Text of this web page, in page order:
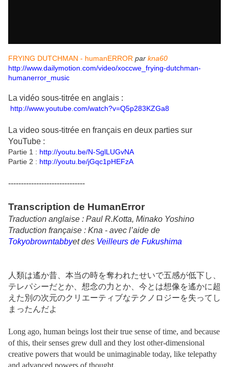
FRYING DUTCHMAN - humanERROR par kna60
http://www.dailymotion.com/video/xoccwe_frying-dutchman-
humanerror_music
La vidéo sous-titrée en anglais :
http://www.youtube.com/watch?v=Q5p283KZGa8
La video sous-titrée en français en deux parties sur
YouTube :
Partie 1 : http://youtu.be/N-SglLUGvNA
Partie 2 : http://youtu.be/jGqc1pHEFzA
------------------------------
Transcription de HumanError
Traduction anglaise : Paul R.Kotta, Minako Yoshino
Traduction française : Kna - avec l’aide de
Tokyobrowntabbyet des Veilleurs de Fukushima
人類は遙か昔、本当の時を奪われたせいで五感が低下し、
テレパシーだとか、想念の力とか、今とは想像を遙かに超
えた別の次元のクリエーティブなテクノロジーを失ってし
まったんだよ
Long ago, human beings lost their true sense of time, and because
of this, their senses grew dull and they lost other-dimensional
creative powers that would be unimaginable today, like telepathy